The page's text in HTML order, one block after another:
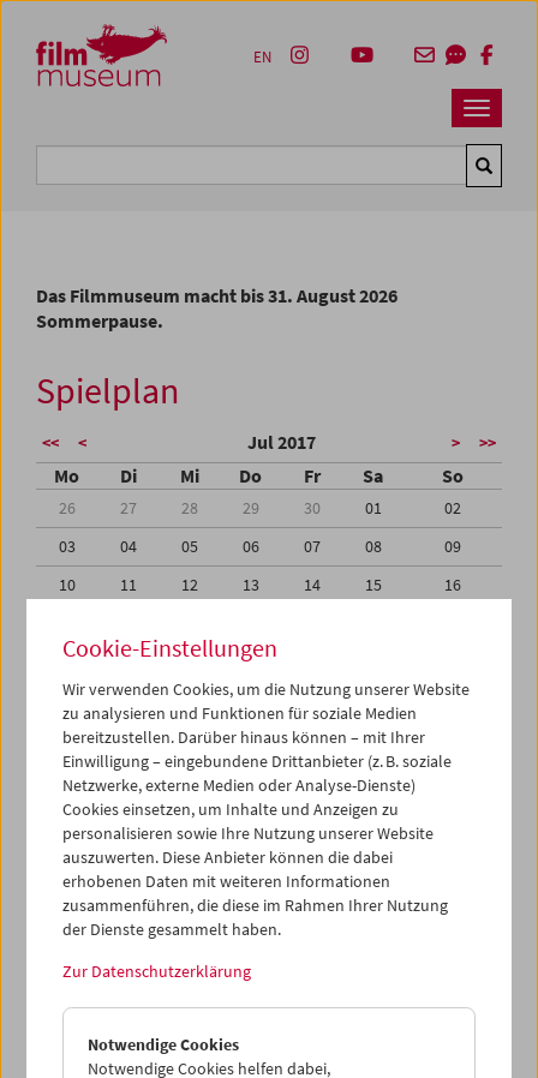
Zum Inhalt
Zum Hauptmenü
Zur Servicenavigation
Zum Suche
Navbar
EN
Das Filmmuseum macht bis 31. August 2026
Sommerpause.
Spielplan
<< < Jul 2017 > >>
Mo Di Mi Do Fr Sa So
26 27 28 29 30 01
02
03
04 05 06 07 08
09
10
11 12 13 14 15
16
24
25 26 27
31
01 02 03 04 05 06
iCalender
Programmheft-PDF
English language or subtitles
< Vorherige Woche
Mo 24.7.
Di 25.7.
Cookie-Einstellungen
Wir verwenden Cookies, um die Nutzung unserer Website
zu analysieren und Funktionen für soziale Medien
bereitzustellen. Darüber hinaus können – mit Ihrer
Einwilligung – eingebundene Drittanbieter (z. B. soziale
Netzwerke, externe Medien oder Analyse-Dienste)
Cookies einsetzen, um Inhalte und Anzeigen zu
personalisieren sowie Ihre Nutzung unserer Website
auszuwerten. Diese Anbieter können die dabei
erhobenen Daten mit weiteren Informationen
zusammenführen, die diese im Rahmen Ihrer Nutzung
der Dienste gesammelt haben.
Zur Datenschutzerklärung
Notwendige Cookies
Notwendige Cookies helfen dabei,